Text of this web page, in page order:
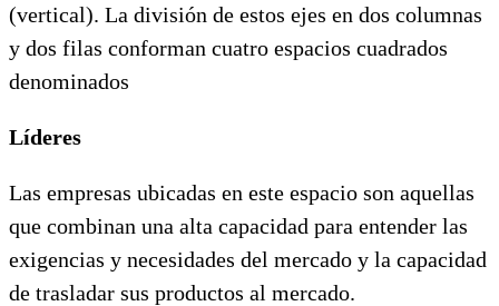
(vertical). La división de estos ejes en dos columnas
y dos filas conforman cuatro espacios cuadrados
denominados
Líderes
Las empresas ubicadas en este espacio son aquellas
que combinan una alta capacidad para entender las
exigencias y necesidades del mercado y la capacidad
de trasladar sus productos al mercado.